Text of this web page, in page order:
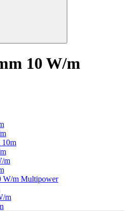
10 W/m
10m
m
W/m Multipower
m